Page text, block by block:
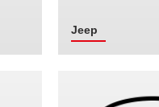
Jeep